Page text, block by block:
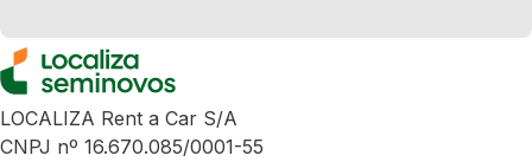
LOCALIZA Rent a Car S/A
CNPJ nº 16.670.085/0001-55